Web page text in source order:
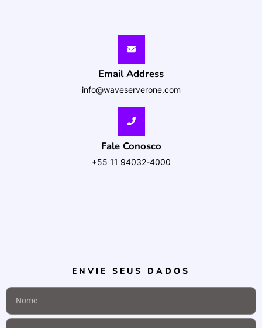
Email Address
info@waveserverone.com
Fale Conosco
+55 11 94032-4000
ENVIE SEUS DADOS